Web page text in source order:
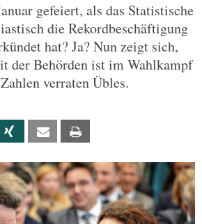
gefeiert, als das Statistische
die Rekordbeschäftigung
hat? Ja? Nun zeigt sich,
der Behörden ist im Wahlkampf
verraten Übles.
Xing Email